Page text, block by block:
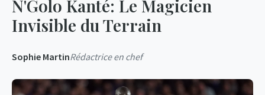
N'Golo Kanté: Le Magicien
Invisible du Terrain
Sophie MartinRédactrice en chef